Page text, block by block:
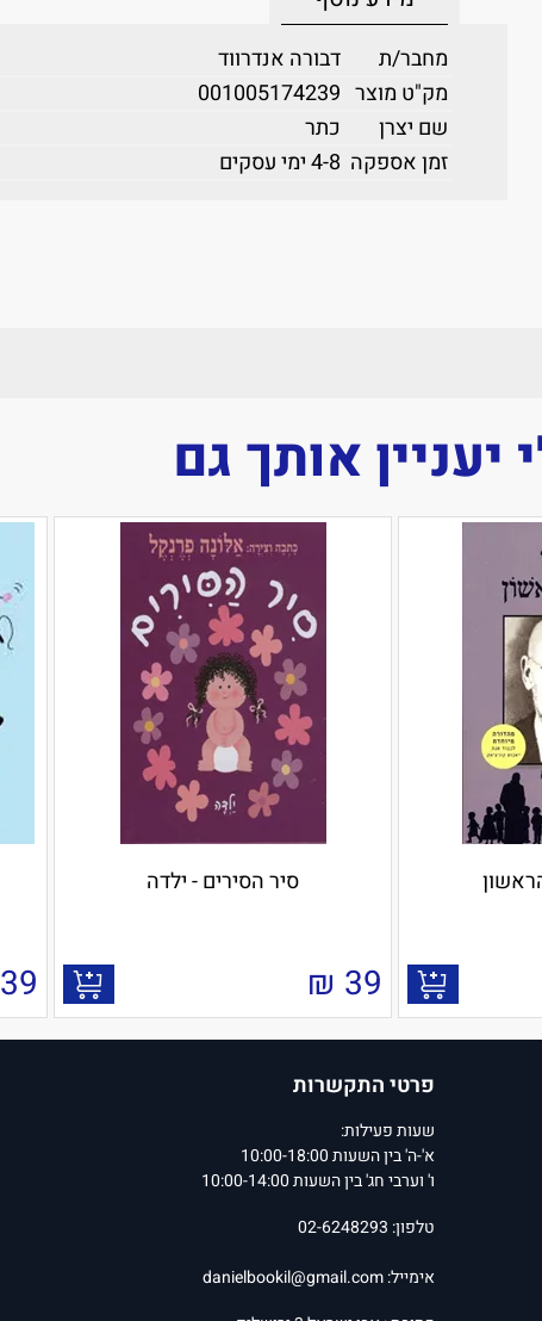
מחבר/ת
דבורה אנדרווד
מק"ט מוצר 001005174239
שם יצרן
כתר
זמן אספקה 4-8 ימי עסקים
יעניין אותך גם
סיר הסירים - ילדה
39
₪
39
פרטי התקשרות
שעות פעילות:
א'-ה' בין השעות 10:00-18:00
ו' וערבי חג' בין השעות 10:00-14:00
טלפון: 02-6248293
אימייל:danielbookil@gmail.com